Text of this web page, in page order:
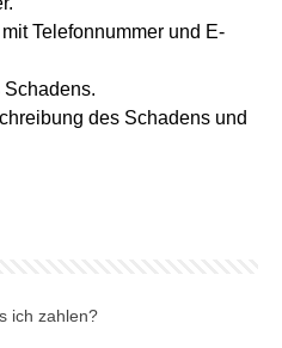
Telefonnummer und E-
Schadens.
des Schadens und
ich zahlen?